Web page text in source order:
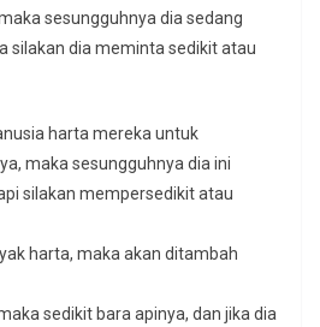
sesungguhnya dia sedang
silakan dia meminta sedikit atau
harta mereka untuk
maka sesungguhnya dia ini
silakan mempersedikit atau
harta, maka akan ditambah
sedikit bara apinya, dan jika dia